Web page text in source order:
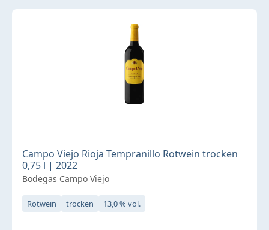
Campo Viejo Rioja Tempranillo Rotwein trocken
0,75 l | 2022
Bodegas Campo Viejo
Rotwein trocken 13,0 % vol.